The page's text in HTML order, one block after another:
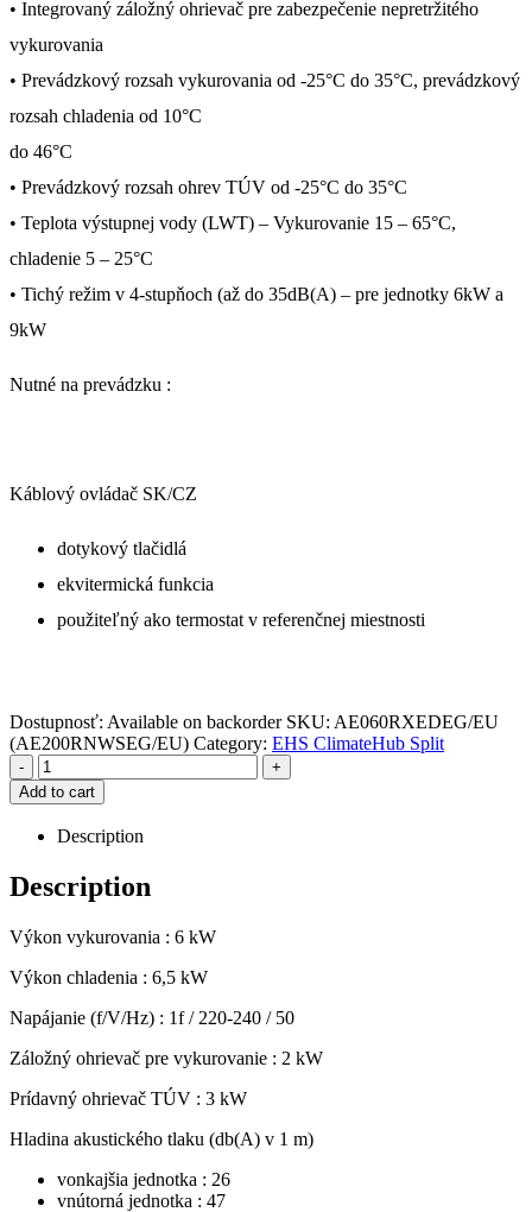
• Integrovaný záložný ohrievač pre zabezpečenie nepretržitého
vykurovania
• Prevádzkový rozsah vykurovania od -25°C do 35°C, prevádzkový
rozsah chladenia od 10°C
do 46°C
• Prevádzkový rozsah ohrev TÚV od -25°C do 35°C
• Teplota výstupnej vody (LWT) – Vykurovanie 15 – 65°C,
chladenie 5 – 25°C
• Tichý režim v 4-stupňoch (až do 35dB(A) – pre jednotky 6kW a
9kW
Nutné na prevádzku :
Káblový ovládač SK/CZ
dotykový tlačidlá
ekvitermická funkcia
použiteľný ako termostat v referenčnej miestnosti
Dostupnosť: Available on backorder SKU: AE060RXEDEG/EU
(AE200RNWSEG/EU) Category: EHS ClimateHub Split
-
+
Add to cart
Description
Description
Výkon vykurovania : 6 kW
Výkon chladenia : 6,5 kW
Napájanie (f/V/Hz) : 1f / 220-240 / 50
Záložný ohrievač pre vykurovanie : 2 kW
Prídavný ohrievač TÚV : 3 kW
Hladina akustického tlaku (db(A) v 1 m)
vonkajšia jednotka : 26
vnútorná jednotka : 47